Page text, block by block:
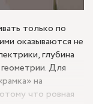
только по
оказываются не
глубина
Для
на
что ровная